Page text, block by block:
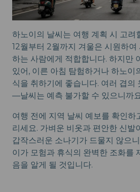
하노이의 날씨는 여행 계획 시 고려
12월부터 2월까지 겨울은 시원하
하는 사람에게 적합합니다. 하지만
있어, 이른 아침 탐험하거나 하노이
식을 취하기에 좋습니다. 여러 겹의
—날씨는 예측 불가할 수 있으니까
여행 전에 지역 날씨 예보를 확인하
리세요. 가벼운 비옷과 편안한 신발
갑작스러운 소나기가 드물지 않으
이가 모험과 휴식의 완벽한 조화를
음을 알게 될 것입니다.